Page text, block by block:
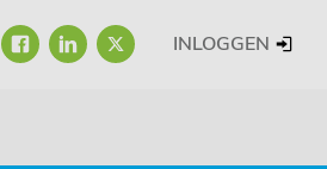
FACEBOOK
LINKEDINTWITTER
INLOGGEN